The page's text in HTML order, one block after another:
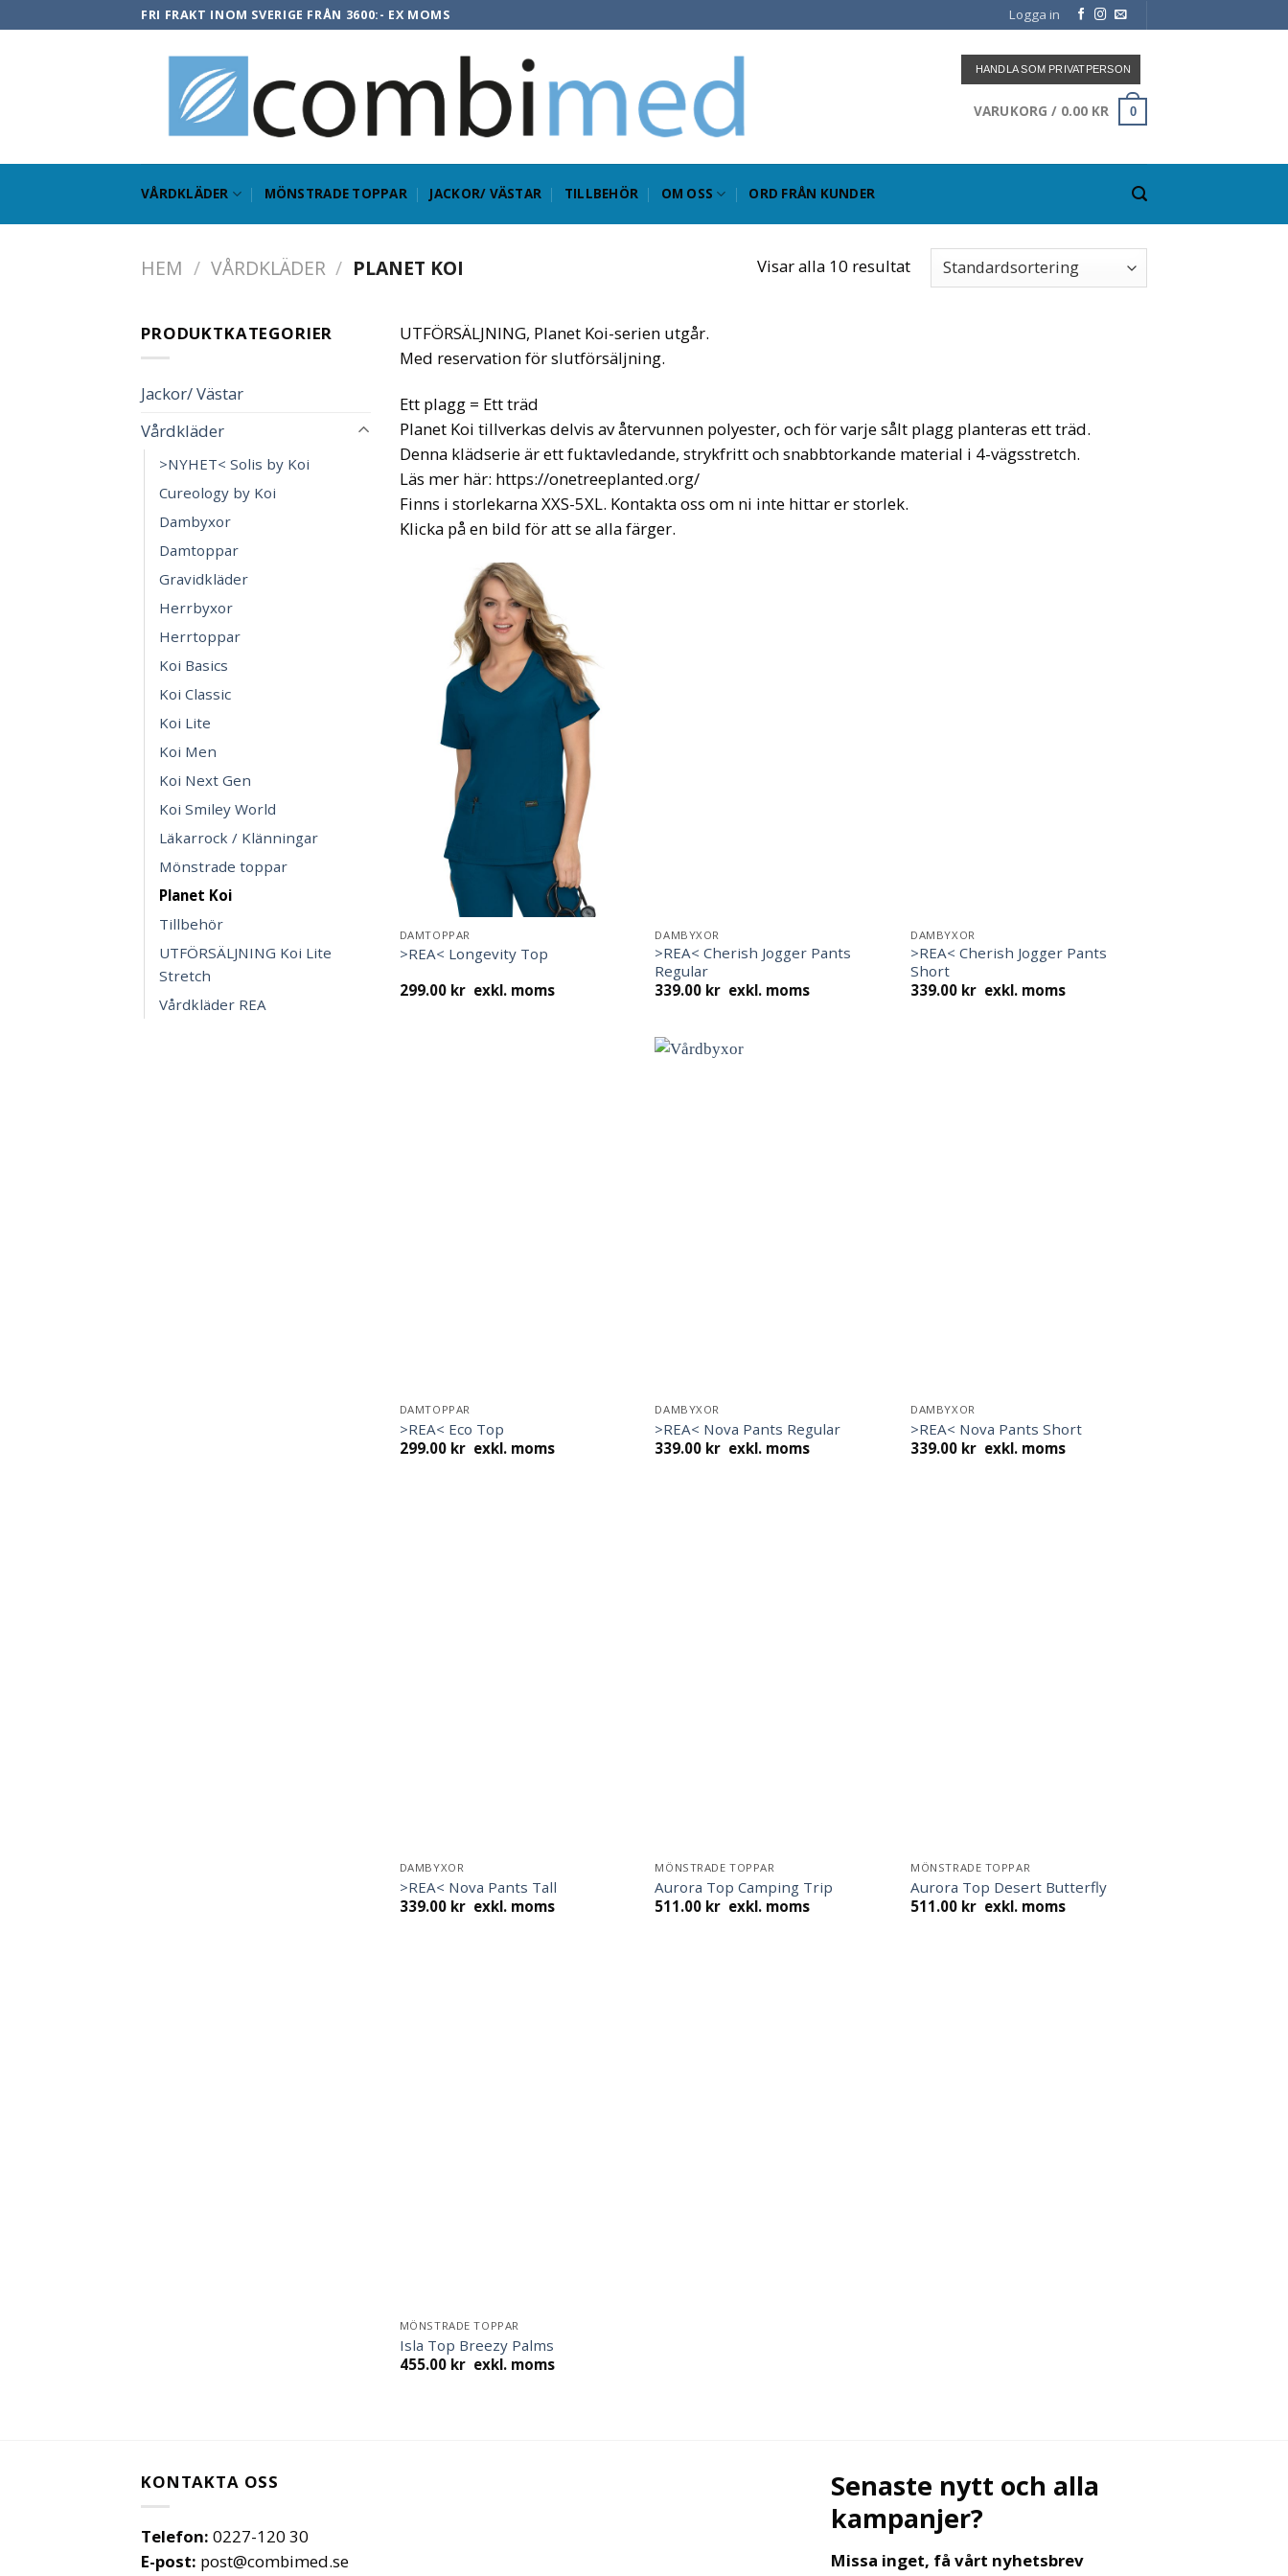
to
FRI FRAKT INOM SVERIGE FRÅN 3600:- EX MOMS Logga in
HANDLA SOM PRIVATPERSON
VARUKORG / 0.00 KR 0
VÅRDKLÄDER MÖNSTRADE TOPPAR JACKOR/ VÄSTAR TILLBEHÖR OM OSS ORD FRÅN KUNDER
HEM / VÅRDKLÄDER / PLANET KOI Visar alla 10 resultat
PRODUKTKATEGORIER
Jackor/ Västar
Vårdkläder
>NYHET< Solis by Koi
Cureology by Koi
Dambyxor
Damtoppar
Gravidkläder
Herrbyxor
Herrtoppar
Koi Basics
Koi Classic
Koi Lite
Koi Men
Koi Next Gen
Koi Smiley World
Läkarrock / Klänningar
Mönstrade toppar
Planet Koi
Tillbehör
UTFÖRSÄLJNING Koi Lite
Stretch
Vårdkläder REA
UTFÖRSÄLJNING, Planet Koi-serien utgår.
Med reservation för slutförsäljning.
Ett plagg = Ett träd
Planet Koi tillverkas delvis av återvunnen polyester, och för varje sålt plagg planteras ett träd.
Denna klädserie är ett fuktavledande, strykfritt och snabbtorkande material i 4-vägsstretch.
Läs mer här: https://onetreeplanted.org/
Finns i storlekarna XXS-5XL. Kontakta oss om ni inte hittar er storlek.
Klicka på en bild för att se alla färger.
DAMTOPPAR
>REA< Longevity Top
299.00 krexkl. moms
DAMBYXOR
>REA< Cherish Jogger Pants
Regular
339.00 kr exkl. moms
DAMBYXOR
>REA< Cherish Jogger Pants
Short
339.00 kr exkl. moms
DAMTOPPAR
>REA< Eco Top
299.00 krexkl. moms
DAMBYXOR
>REA< Nova Pants Regular
339.00 kr exkl. moms
DAMBYXOR
>REA< Nova Pants Short
339.00 kr exkl. moms
DAMBYXOR
>REA< Nova Pants Tall
339.00 krexkl. moms
MÖNSTRADE TOPPAR
Aurora Top Camping Trip
511.00 kr exkl. moms
MÖNSTRADE TOPPAR
Aurora Top Desert Butterfly
511.00 kr exkl. moms
MÖNSTRADE TOPPAR
Isla Top Breezy Palms
455.00 krexkl. moms
KONTAKTA OSS
Telefon: 0227-120 30
E-post: post@combimed.se
Senaste nytt och alla
kampanjer?
Missa inget, få vårt nyhetsbrev